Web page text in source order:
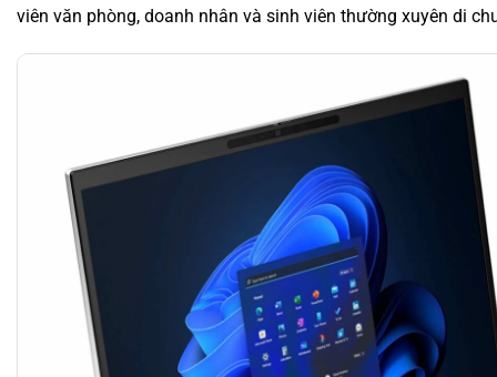
viên văn phòng, doanh nhân và sinh viên thường xuyên di